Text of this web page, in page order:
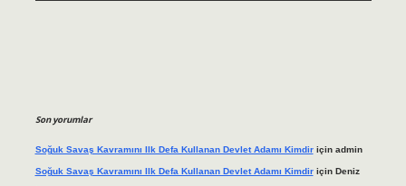
Son yorumlar
Soğuk Savaş Kavramını Ilk Defa Kullanan Devlet Adamı Kimdiriçin admin
Soğuk Savaş Kavramını Ilk Defa Kullanan Devlet Adamı Kimdiriçin Deniz